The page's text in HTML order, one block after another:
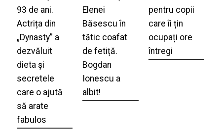
93 de ani.
Actrița din
„Dynasty” a
dezvăluit
dieta și
secretele
care o ajută
să arate
fabulos
Elenei
Băsescu în
tătic coafat
de fetiță.
Bogdan
Ionescu a
albit!
pentru copii
care îi țin
ocupați ore
întregi